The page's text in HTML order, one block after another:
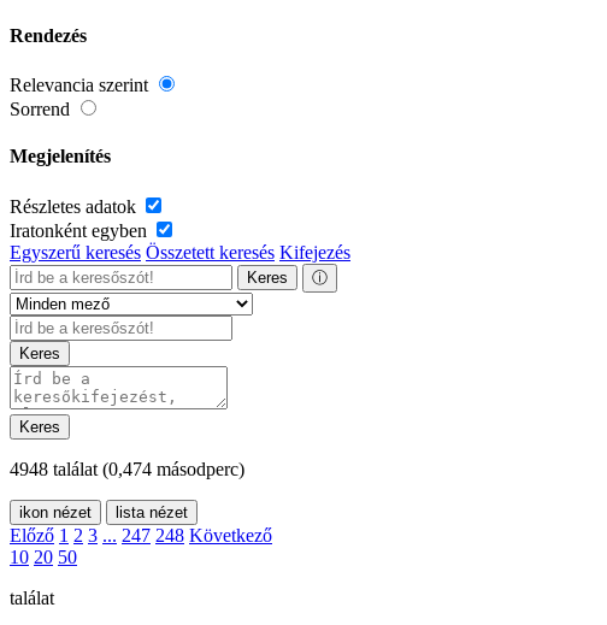
Rendezés
Relevancia szerint
Sorrend
Megjelenítés
Részletes adatok
Iratonként egyben
Egyszerű keresés Összetett keresés Kifejezés
Keres ⓘ
Keres
Keres
4948 találat (0,474 másodperc)
ikon nézet lista nézet
Előző 1 2 3 ... 247 248 Következő
10 20 50
találat